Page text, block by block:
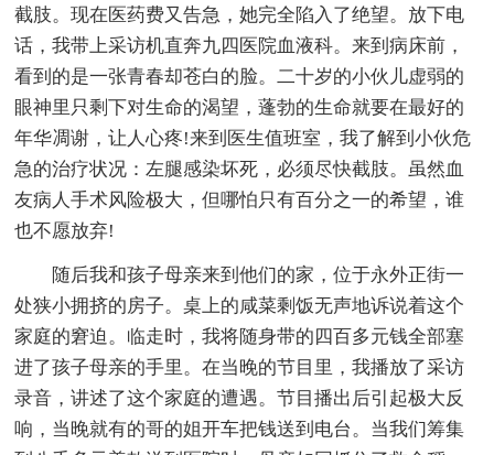
截肢。现在医药费又告急，她完全陷入了绝望。放下电
话，我带上采访机直奔九四医院血液科。来到病床前，
看到的是一张青春却苍白的脸。二十岁的小伙儿虚弱的
眼神里只剩下对生命的渴望，蓬勃的生命就要在最好的
年华凋谢，让人心疼!来到医生值班室，我了解到小伙危
急的治疗状况：左腿感染坏死，必须尽快截肢。虽然血
友病人手术风险极大，但哪怕只有百分之一的希望，谁
也不愿放弃!
随后我和孩子母亲来到他们的家，位于永外正街一
处狭小拥挤的房子。桌上的咸菜剩饭无声地诉说着这个
家庭的窘迫。临走时，我将随身带的四百多元钱全部塞
进了孩子母亲的手里。在当晚的节目里，我播放了采访
录音，讲述了这个家庭的遭遇。节目播出后引起极大反
响，当晚就有的哥的姐开车把钱送到电台。当我们筹集